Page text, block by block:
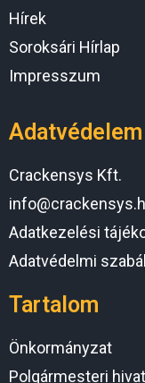
Hírek
Soroksári Hírlap
Impresszum
Adatvédelem
Crackensys Kft.
Adatkezelési
Adatvédelmi
Tartalom
Önkormányzat
Polgármesteri